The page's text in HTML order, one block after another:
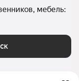
мебель: